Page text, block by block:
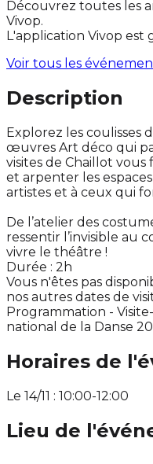
Découvrez toutes les
Vivop.
L'application Vivop est
Voir tous les
Description
Explorez les coulisses
œuvres Art déco qui
visites de Chaillot
et arpenter les
artistes et à ceux qui
De l’atelier des
ressentir l’invisible au
vivre le théâtre !
Durée : 2h
Vous n'êtes pas
nos autres dates de
Programmation -
national de la Danse
Horaires de
Le 14/11 : 10:00-12:00
Lieu de